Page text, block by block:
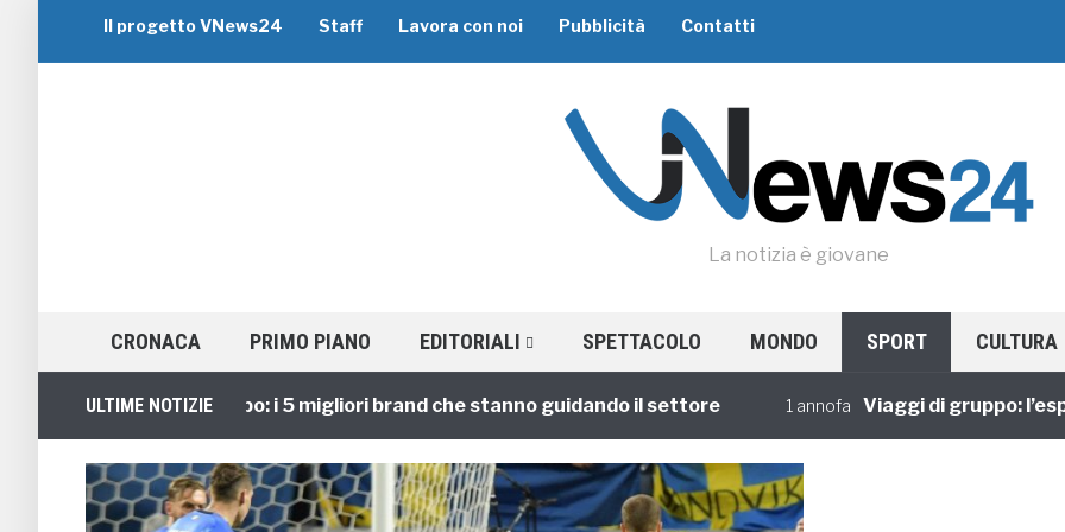
Il progetto VNews24 Staff Lavora con noi Pubblicità Contatti
La notizia è giovane
CRONACA PRIMO PIANO EDITORIALI SPETTACOLO MONDO SPORT CULTURA
ULTIME NOTIZIE
Viaggi di Gruppo: i 5 migliori brand che stanno guidando il settore 1 annofa Viaggi di gruppo: